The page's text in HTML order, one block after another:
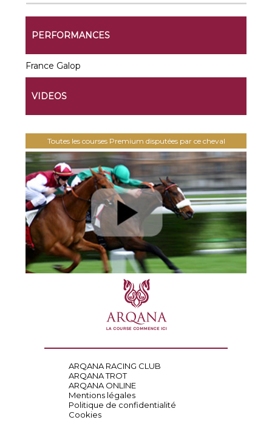
PERFORMANCES
France Galop
VIDEOS
Toutes les courses Premium disputées par ce cheval
ARQANA RACING CLUB
ARQANA TROT
ARQANA ONLINE
Mentions légales
Politique de confidentialité
Cookies